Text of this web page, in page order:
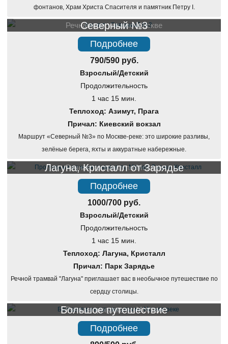
фонтанов, Храм Христа Спасителя и памятник Петру I.
Речная прогулка по Москве
Северный №3
Подробнее
790/590 руб.
Взрослый/Детский
Продолжительность
1 час 15 мин.
Теплоход: Азимут, Прага
Причал: Киевский вокзал
Маршрут «Северный №3» по Москве-реке: это широкие разливы,
зелёные берега, яхты и аккуратные набережные.
Речная прогулка по Москве
Лагуна, Кристалл от Зарядье
Подробнее
1000/700 руб.
Взрослый/Детский
Продолжительность
1 час 15 мин.
Теплоход: Лагуна, Кристалл
Причал: Парк Зарядье
Речной трамвай "Лагуна" приглашает вас в необычное путешествие по
сердцу столицы.
Речная прогулка по Москве
Большое путешествие
Подробнее